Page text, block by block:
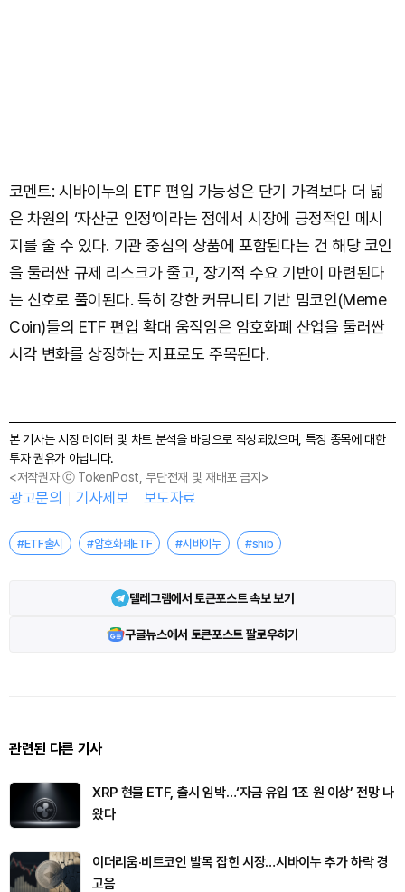
코멘트: 시바이누의 ETF 편입 가능성은 단기 가격보다 더 넓
은 차원의 ‘자산군 인정’이라는 점에서 시장에 긍정적인 메시
지를 줄 수 있다. 기관 중심의 상품에 포함된다는 건 해당 코인
을 둘러싼 규제 리스크가 줄고, 장기적 수요 기반이 마련된다
는 신호로 풀이된다. 특히 강한 커뮤니티 기반 밈코인(Meme
Coin)들의 ETF 편입 확대 움직임은 암호화폐 산업을 둘러싼
시각 변화를 상징하는 지표로도 주목된다.
본 기사는 시장 데이터 및 차트 분석을 바탕으로 작성되었으며, 특정 종목에 대한
투자 권유가 아닙니다.
<저작권자 ⓒ TokenPost, 무단전재 및 재배포 금지>
광고문의 기사제보 보도자료
#ETF출시 #암호화폐ETF #시바이누 #shib
텔레그램에서 토큰포스트 속보 보기
구글뉴스에서 토큰포스트 팔로우하기
관련된 다른 기사
XRP 현물 ETF, 출시 임박…‘자금 유입 1조 원 이상’ 전망 나
왔다
이더리움·비트코인 발목 잡힌 시장…시바이누 추가 하락 경
고음